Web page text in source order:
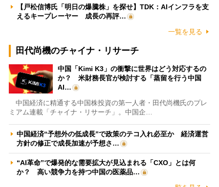
【戸松信博氏「明日の爆騰株」を探せ】TDK：AIインフラを支
えるキープレーヤー 成長の再評…
一覧を見る
田代尚機のチャイナ・リサーチ
中国「Kimi K3」の衝撃に世界はどう対応するの
か？ 米財務長官が検討する「蒸留を行う中国
AI…
中国経済に精通する中国株投資の第一人者・田代尚機氏のプレ
ミアム連載「チャイナ・リサーチ」。中国企…
中国経済“予想外の低成長”で政策のテコ入れ必至か 経済運営
方針の修正で成長加速が予想さ…
“AI革命”で爆発的な需要拡大が見込まれる「CXO」とは何
か？ 高い競争力を持つ中国の医薬品…